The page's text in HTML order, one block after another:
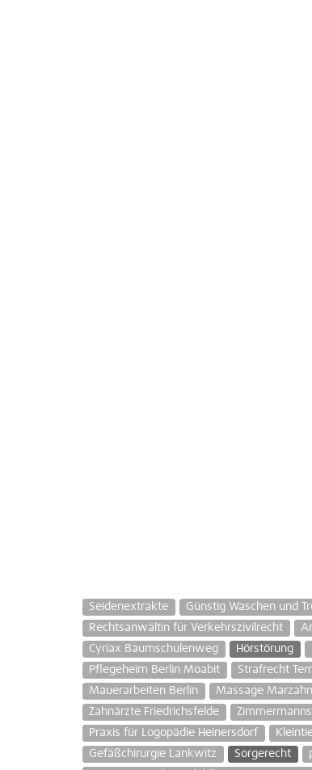
Seidenextrakte Günstig Waschen und
Rechtsanwältin für Verkehrszivilrecht
Cyriax Baumschulenweg
Hörstörung
Pflegeheim Berlin Moabit
Strafrecht
Mauerarbeiten Berlin
Massage Marzahn
Zahnärzte Friedrichsfelde
Praxis für Logopädie Heinersdorf
Gefäßchirurgie Lankwitz
Sorgerecht